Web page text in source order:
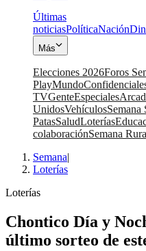
Últimas
noticiasPolíticaNación
Más
Elecciones 2026Foros
PlayMundo
TVGenteEspeciales
UnidosVehículosSemana
PatasSaludLoterías
colaboraciónSemana
Semana|
Loterías
Loterías
Chontico Día y
último sorteo de